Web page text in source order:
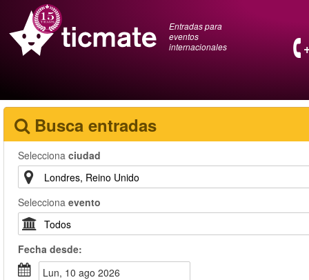
Entradas para
eventos
internacionales
Busca entradas
Selecciona ciudad
Selecciona evento
Fecha desde:
lun, 10 ago 2026